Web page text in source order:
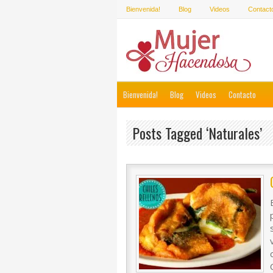
Bienvenida! Blog Videos
Bienvenida! Blog Videos Contacto
Posts Tagged ‘naturales’